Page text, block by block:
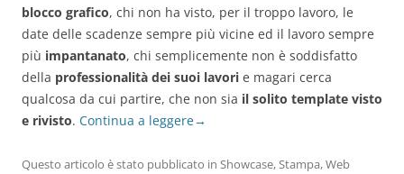
blocco grafico, chi non ha visto, per il troppo lavoro, le
date delle scadenze sempre più vicine ed il lavoro sempre
più impantanato, chi semplicemente non è soddisfatto
della professionalità dei suoi lavori e magari cerca
qualcosa da cui partire, che non sia il solito template visto
e rivisto. Continua a leggere→
Questo articolo è stato pubblicato in Showcase,Stampa,Web